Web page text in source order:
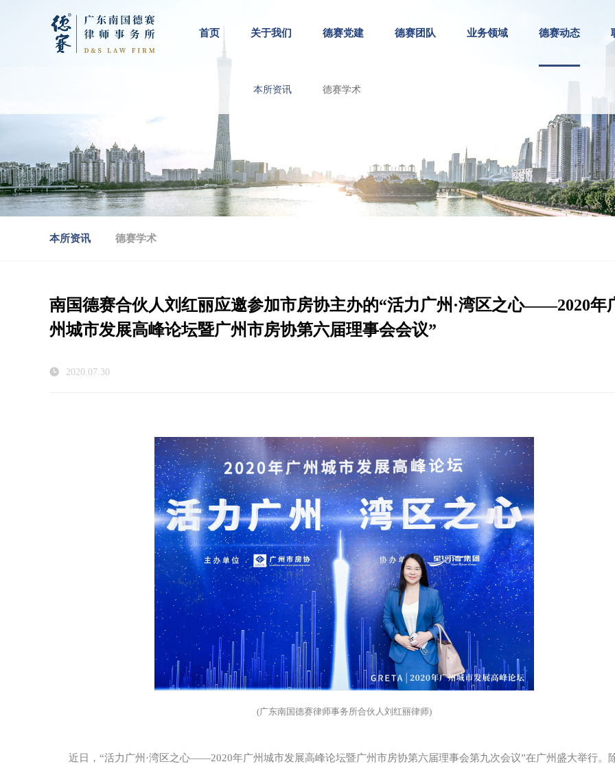
首页 关于我们 德赛党建 德赛团队 业务领域 德赛动态
本所资讯 德赛学术
本所资讯 德赛学术
南国德赛合伙人刘红丽应邀参加市房协主办的“活力广州·湾区之心——2020年
州城市发展高峰论坛暨广州市房协第六届理事会会议”
2020.07.30
(广东南国德赛律师事务所合伙人刘红丽律师)
近日，“活力广州·湾区之心——2020年广州城市发展高峰论坛暨广州市房协第六届理事会第九次会议”在广州盛大举行。